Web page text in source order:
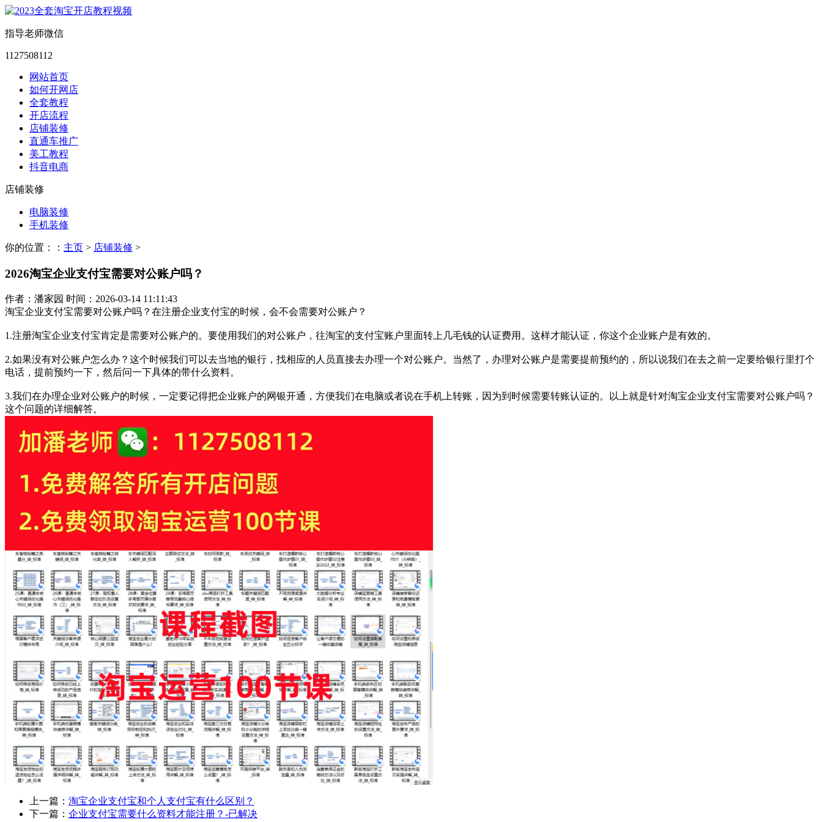
指导老师微信
1127508112
网站首页
如何开网店
全套教程
开店流程
店铺装修
直通车推广
美工教程
抖音电商
店铺装修
电脑装修
手机装修
你的位置：： 主页 > 店铺装修 >
2026淘宝企业支付宝需要对公账户吗？
作者：潘家园 时间：2026-03-14 11:11:43
淘宝企业支付宝需要对公账户吗？在注册企业支付宝的时候，会不会需要对公账户？
1.注册淘宝企业支付宝肯定是需要对公账户的。要使用我们的对公账户，往淘宝的支付宝账户里面转上几毛钱的认证费用。这样才能认证，你这个企业账户是有效的。
2.如果没有对公账户怎么办？这个时候我们可以去当地的银行，找相应的人员直接去办理一个对公账户。当然了，办理对公账户是需要提前预约的，所以说我们在去之前一定要给银行里打个
电话，提前预约一下，然后问一下具体的带什么资料。
3.我们在办理企业对公账户的时候，一定要记得把企业账户的网银开通，方便我们在电脑或者说在手机上转账，因为到时候需要转账认证的。以上就是针对淘宝企业支付宝需要对公账户吗？
这个问题的详细解答。
上一篇： 淘宝企业支付宝和个人支付宝有什么区别？
下一篇： 企业支付宝需要什么资料才能注册？-已解决